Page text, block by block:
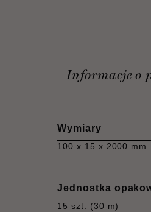
Informacje o
Wymiary
100 x 15 x 2000 mm
Jednostka
15 szt. (30 m)